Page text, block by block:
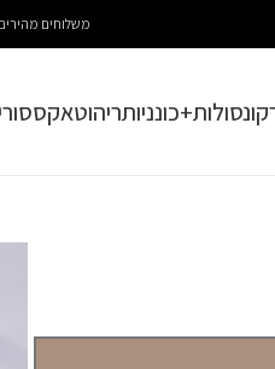
משלוחים מהירים
קונסולות+כונניותריהוט